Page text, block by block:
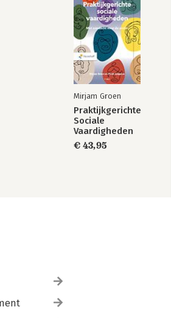
Mirjam Groen
Praktijkgerichte
Sociale
Vaardigheden
€ 43,95